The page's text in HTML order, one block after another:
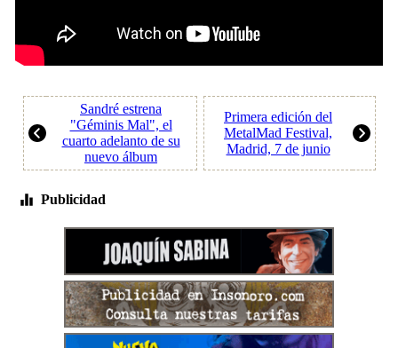
Sandré estrena
"Géminis Mal", el
cuarto adelanto de su
nuevo álbum
Primera edición del
MetalMad Festival,
Madrid, 7 de junio
Publicidad